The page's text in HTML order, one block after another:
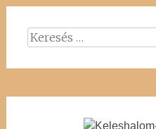
Keresés: